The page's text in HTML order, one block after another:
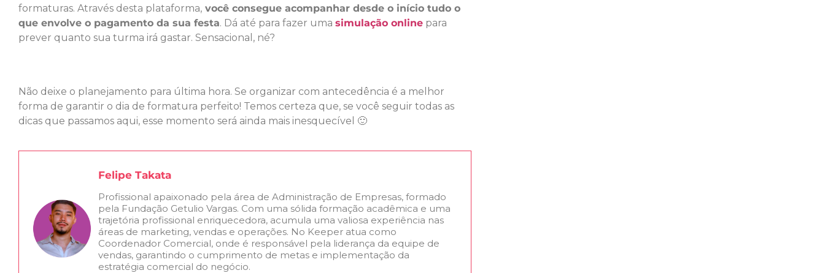
formaturas. Através desta plataforma, você consegue acompanhar desde o início tudo o
que envolve o pagamento da sua festa. Dá até para fazer uma simulação online para
prever quanto sua turma irá gastar. Sensacional, né?
Não deixe o planejamento para última hora. Se organizar com antecedência é a melhor
forma de garantir o dia de formatura perfeito! Temos certeza que, se você seguir todas as
dicas que passamos aqui, esse momento será ainda mais inesquecível 🙂
Felipe Takata
Profissional apaixonado pela área de Administração de Empresas, formado
pela Fundação Getulio Vargas. Com uma sólida formação acadêmica e uma
trajetória profissional enriquecedora, acumula uma valiosa experiência nas
áreas de marketing, vendas e operações. No Keeper atua como
Coordenador Comercial, onde é responsável pela liderança da equipe de
vendas, garantindo o cumprimento de metas e implementação da
estratégia comercial do negócio.